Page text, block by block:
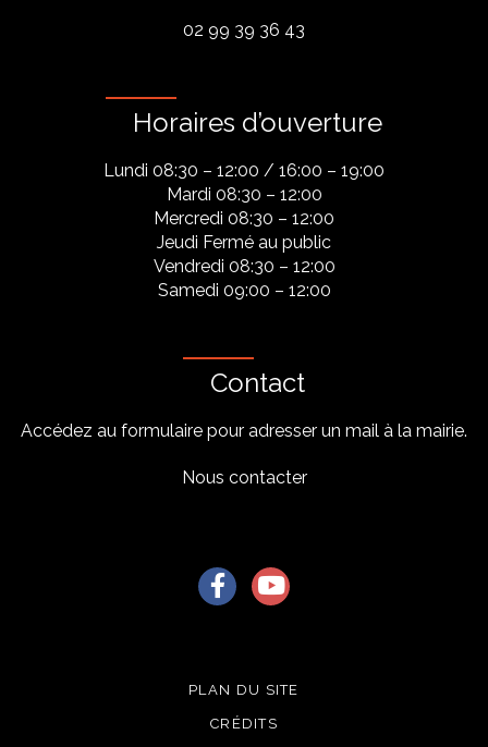
02 99 39 36 43
Horaires d’ouverture
Lundi 08:30 – 12:00 / 16:00 – 19:00
Mardi 08:30 – 12:00
Mercredi 08:30 – 12:00
Jeudi Fermé au public
Vendredi 08:30 – 12:00
Samedi 09:00 – 12:00
Contact
Accédez au formulaire pour adresser un mail à la mairie.
Nous contacter
Lien vers le compte Facebook
Lien vers la chaîne
PLAN DU SITE
CRÉDITS